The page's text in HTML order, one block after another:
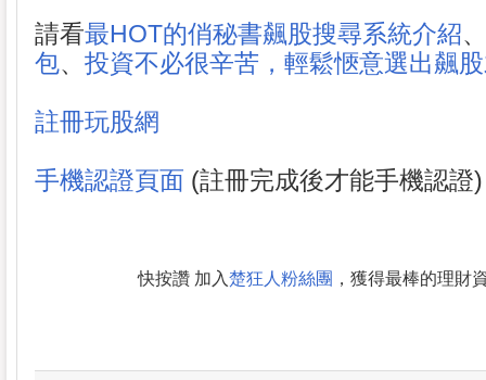
請看最HOT的俏秘書飆股搜尋系統介紹、
包、 投資不必很辛苦，輕鬆愜意選出飆
註冊玩股網
手機認證頁面 (註冊完成後才能手機認證)
快按讚 加入楚狂人粉絲團 ，獲得最棒的理財